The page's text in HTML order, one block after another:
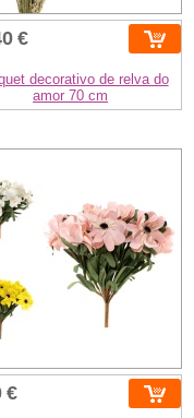
€
decorativo de relva do
amor 70 cm
€